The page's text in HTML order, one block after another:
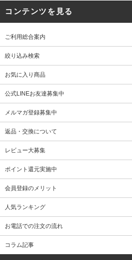
コンテンツを見る
ご利用総合案内
絞り込み検索
お気に入り商品
公式LINEお友達募集中
メルマガ登録募集中
返品・交換について
レビュー大募集
ポイント還元実施中
会員登録のメリット
人気ランキング
お電話での注文の流れ
コラム記事